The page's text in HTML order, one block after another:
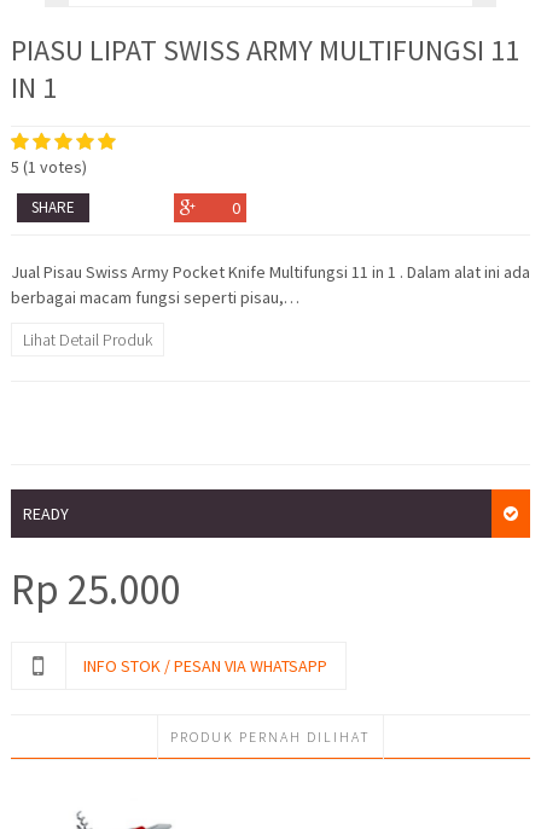
PIASU LIPAT SWISS ARMY MULTIFUNGSI 11
IN 1
5 (1 votes)
SHARE 0
Jual Pisau Swiss Army Pocket Knife Multifungsi 11 in 1 . Dalam alat ini ada
berbagai macam fungsi seperti pisau,…
Lihat Detail Produk
READY
Rp 25.000
INFO STOK / PESAN VIA WHATSAPP
PRODUK PERNAH DILIHAT